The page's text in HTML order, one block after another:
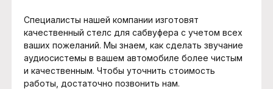
Специалисты нашей компании изготовят
качественный стелс для сабвуфера с учетом всех
ваших пожеланий. Мы знаем, как сделать звучание
аудиосистемы в вашем автомобиле более чистым
и качественным. Чтобы уточнить стоимость
работы, достаточно позвонить нам.